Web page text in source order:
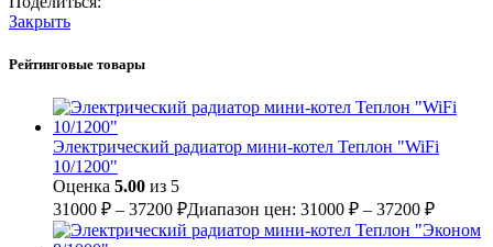
Закрыть
Рейтинговые товары
Электрический радиатор мини-котел Теплон "WiFi
10/1200"
Оценка 5.00 из 5
31000 ₽ – 37200 ₽Диапазон цен: 31000 ₽ – 37200 ₽